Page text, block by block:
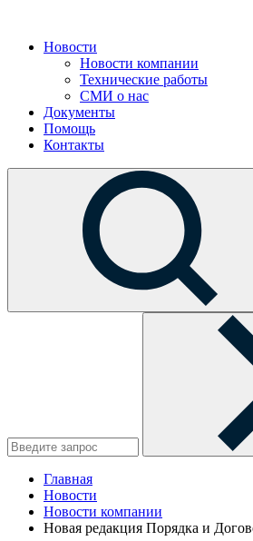
Новости
Новости компании
Технические работы
СМИ о нас
Документы
Помощь
Контакты
Главная
Новости
Новости компании
Новая редакция Порядка и